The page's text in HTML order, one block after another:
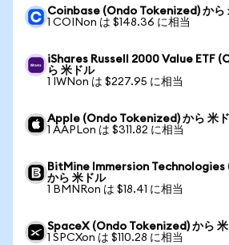
Coinbase (Ondo Tokenized) から
1 COINon は $148.36 に相当
iShares Russell 2000 Value ETF
ら 米ドル
1 IWNon は $227.95 に相当
Apple (Ondo Tokenized) から 米
1 AAPLon は $311.82 に相当
BitMine Immersion Technologies
から 米ドル
1 BMNRon は $18.41 に相当
SpaceX (Ondo Tokenized) から
1 SPCXon は $110.28 に相当